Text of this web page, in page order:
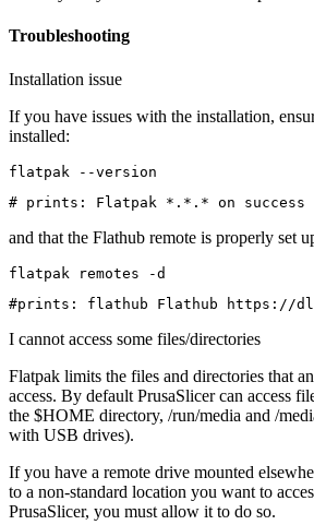
Troubleshooting
Installation issue
If you have issues with the installation,
installed:
flatpak --version
# prints: Flatpak *.*.* on success
and that the Flathub remote is properly set
flatpak remotes -d
#prints: flathub Flathub https://
I cannot access some files/directories
Flatpak limits the files and directories that
access. By default PrusaSlicer can access
the $HOME directory, /run/media and /
with USB drives).
If you have a remote drive mounted
to a non-standard location you want to
PrusaSlicer, you must allow it to do so.